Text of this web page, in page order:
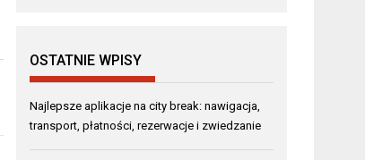
OSTATNIE WPISY
Najlepsze aplikacje na city break: nawigacja,
transport, płatności, rezerwacje i zwiedzanie